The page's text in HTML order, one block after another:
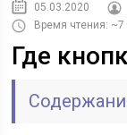
05.03.2020
Время чтения:
Где